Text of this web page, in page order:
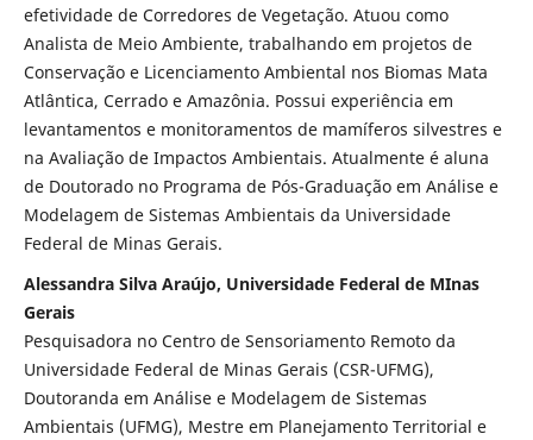
efetividade de Corredores de Vegetação. Atuou como
Analista de Meio Ambiente, trabalhando em projetos de
Conservação e Licenciamento Ambiental nos Biomas Mata
Atlântica, Cerrado e Amazônia. Possui experiência em
levantamentos e monitoramentos de mamíferos silvestres e
na Avaliação de Impactos Ambientais. Atualmente é aluna
de Doutorado no Programa de Pós-Graduação em Análise e
Modelagem de Sistemas Ambientais da Universidade
Federal de Minas Gerais.
Alessandra Silva Araújo, Universidade Federal de MInas
Gerais
Pesquisadora no Centro de Sensoriamento Remoto da
Universidade Federal de Minas Gerais (CSR-UFMG),
Doutoranda em Análise e Modelagem de Sistemas
Ambientais (UFMG), Mestre em Planejamento Territorial e